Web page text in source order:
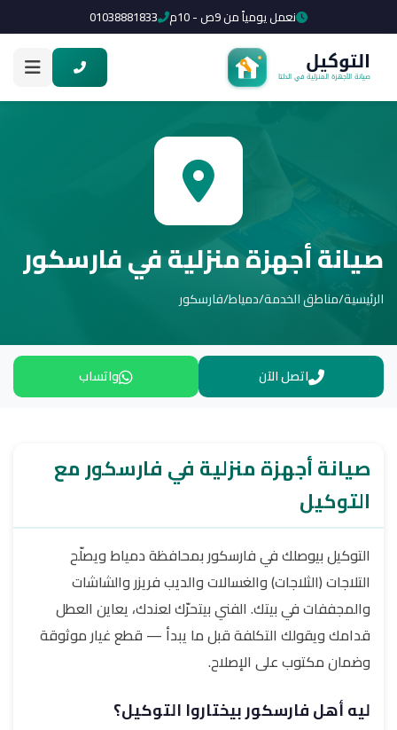
نعمل يومياً من 9ص - 10م 01038881833
صيانة أجهزة منزلية في فارسكور
الرئيسية/مناطق الخدمة/دمياط/فارسكور
اتصل الآن واتساب
صيانة أجهزة منزلية في فارسكور مع
التوكيل
التوكيل بيوصلك في فارسكور بمحافظة دمياط ويصلّح
التلاجات (الثلاجات) والغسالات والديب فريزر والشاشات
والمجففات في بيتك. الفني بيتحرّك لعندك، يعاين العطل
قدامك ويقولك التكلفة قبل ما يبدأ — قطع غيار موثوقة
وضمان مكتوب على الإصلاح.
ليه أهل فارسكور بيختاروا التوكيل؟